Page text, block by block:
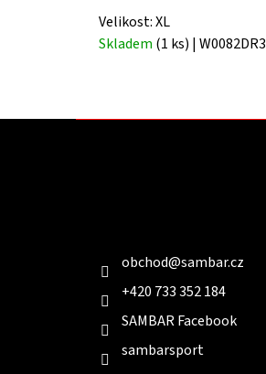
Velikost: XL
Skladem (1 ks) | W0082DR3
obchod@sambar.cz
+420 733 352 184
SAMBAR Facebook
sambarsport